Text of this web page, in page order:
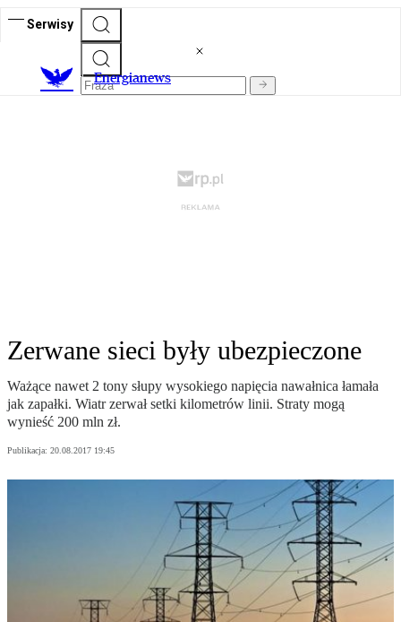
Serwisy
Energianews
Zerwane sieci były ubezpieczone
Ważące nawet 2 tony słupy wysokiego napięcia nawałnica łamała
jak zapałki. Wiatr zerwał setki kilometrów linii. Straty mogą
wynieść 200 mln zł.
Publikacja: 20.08.2017 19:45